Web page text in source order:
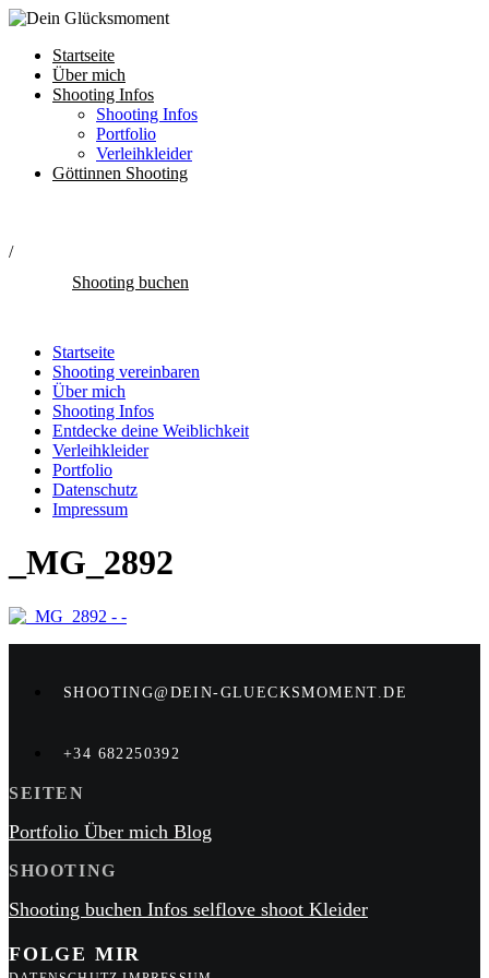
Startseite
Über mich
Shooting Infos
Shooting Infos
Portfolio
Verleihkleider
Göttinnen Shooting
/
Shooting buchen
Startseite
Shooting vereinbaren
Über mich
Shooting Infos
Entdecke deine Weiblichkeit
Verleihkleider
Portfolio
Datenschutz
Impressum
_MG_2892
SHOOTING@DEIN-GLUECKSMOMENT.DE
+34 682250392
SEITEN
Portfolio Über mich Blog
SHOOTING
Shooting buchen Infos selflove shoot Kleider
FOLGE MIR